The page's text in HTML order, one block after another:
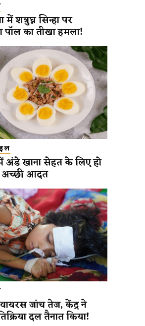
शत्रुघ्न सिन्हा पर
पॉल का तीखा हमला!
अंडे खाना सेहत के लिए हो
आदत
वायरस जांच तेज, केंद्र ने
दल तैनात किया!